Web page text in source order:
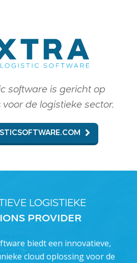
software is gericht op
de logistieke sector.
LOGISTIEKE
PROVIDER
biedt een innovatieve,
cloud oplossing voor de